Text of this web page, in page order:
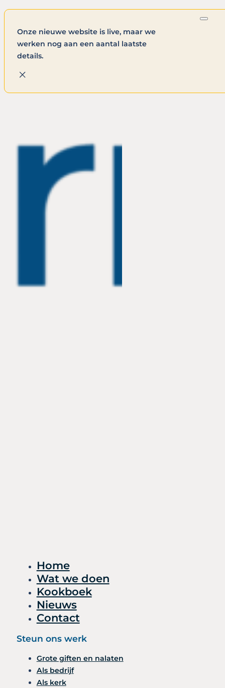
Onze nieuwe website is live, maar we
werken nog aan een aantal laatste
details.
Home
Wat we doen
Kookboek
Nieuws
Contact
Steun ons werk
Grote giften en nalaten
Als bedrijf
Als kerk